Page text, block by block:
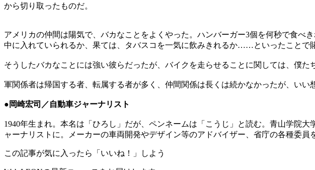
から切り取ったものだ。
アメリカの仲間は陽気で、バカなことをよくやった。ハンバーガー3個を何秒で食
中に入れていられるか、果ては、タバスコを一気に飲みきれるか……といったことで
そうしたバカなことには強い彼らだったが、バイクを走らせることに関しては、僕
軍関係者は帰国する者、転属する者が多く、仲間関係は長くは続かなかったが、い
●岡崎宏司／自動車ジャーナリスト
1940年生まれ。本名は「ひろし」だが、ペンネームは「こうじ」と読む。青山学院
ャーナリストに。メーカーの車両開発やデザイン等のアドバイザー、省庁の各種委
この記事が気に入ったら「いいね！」しよう